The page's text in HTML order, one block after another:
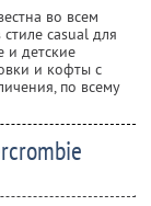
во всем
casual для
и детские
и кофты с
по всему